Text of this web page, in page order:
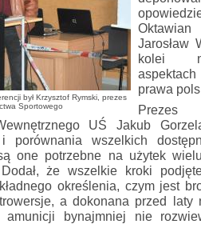
był Krzysztof Rymski, prezes
Sportowego
Oktawian
Jarosław
kolei
prawa
Prezes
UŚ Jakub
porównania wszelkich
one potrzebne na użytek
że wszelkie kroki
określenia, czym jest
a dokonana przed laty
bynajmniej nie